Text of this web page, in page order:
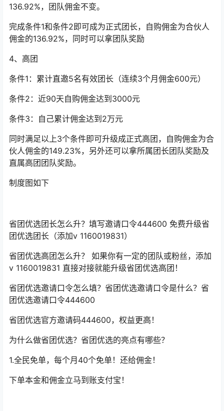
136.92%，团队佣金不变。
完成条件1和条件2即可成为正式团长，自购佣金为合伙人
佣金的136.92%，同时可以拿团队奖励
4、高团
条件1：累计直邀5名有效团长（连续3个月佣金600元）
条件2：近90天自购佣金达到3000元
条件3：自己累计佣金达到2万元
同时满足以上3个条件即可升级成正式高团，自购佣金为合
伙人佣金的149.23%，另外还可以拿所属团长团队奖励及
直属高团团队奖励。
制度图如下
省团优选团长怎么升？填写邀请口令444600 免费升级省
团优选团长（添加v 1160019831）
省团优选高团怎么升？ 如果你有一定的团队或粉丝，添加
v 1160019831 直接对接就能升级省团优选高团！
省团优选邀请口令怎么填？省团优选邀请口令是什么？省
团优选邀请口令444600
省团优选官方邀请码444600，权益更高！
为什么做省团优选？省团优选的亮点有哪些？
1.全民免单，每个月40个免单！还给佣金！
下单本金和佣金立马到账支付宝！